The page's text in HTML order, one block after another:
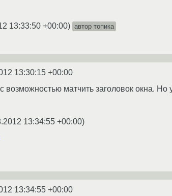
13:33:50 +00:00) автор топика
13:30:15 +00:00
возможностью матчить заголовок окна.
13:34:55 +00:00)
13:34:55 +00:00